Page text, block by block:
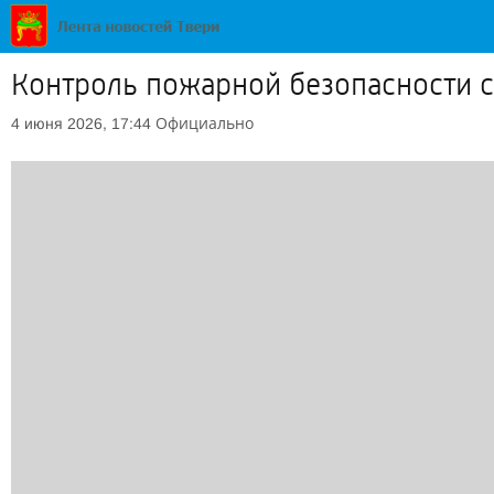
Контроль пожарной безопасности
4 июня 2026, 17:44 Официально